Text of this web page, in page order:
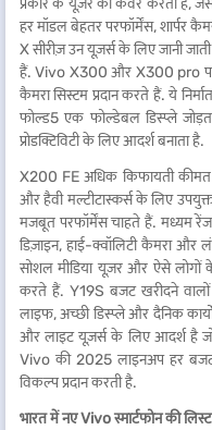
प्रकार के यूज़र को कवर करती है,
हर मॉडल बेहतर परफॉर्मेंस, शार्पर
X सीरीज़ उन यूज़र्स के लिए जानी
हैं. Vivo X300 और X300 pro
कैमरा सिस्टम प्रदान करते हैं. ये
फोल्ड5 एक फोल्डेबल डिस्प्ले
प्रोडक्टिविटी के लिए आदर्श बनाता है.
X200 FE अधिक किफायती कीमत
और हैवी मल्टीटास्कर्स के लिए उपयुक्त
मजबूत परफॉर्मेंस चाहते हैं. मध्यम
डिज़ाइन, हाई-क्वॉलिटी कैमरा
सोशल मीडिया यूज़र और ऐसे
करते हैं. Y19S बजट खरीदने
लाइफ, अच्छी डिस्प्ले और दैनिक कार्यों
और लाइट यूज़र्स के लिए आदर्श है
Vivo की 2025 लाइनअप हर
विकल्प प्रदान करती है.
भारत में नए Vivo स्मार्टफोन की